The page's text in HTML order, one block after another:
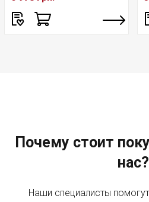
Почему стоит
нас?
Наши специалисты